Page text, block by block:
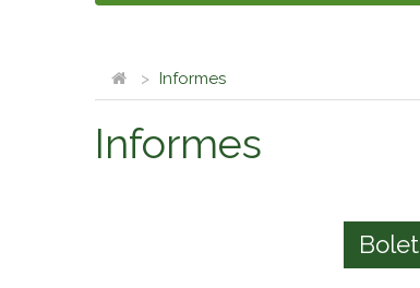
Informes
Informes